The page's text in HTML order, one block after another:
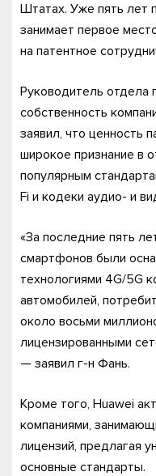
Штатах. Уже пять лет
занимает первое
на патентное
Руководитель отдела
собственность
заявил, что ценность
широкое признание в
популярным
Fi и кодеки аудио- и
«За последние пять
смартфонов были
технологиями 4G/5G
автомобилей,
около восьми
лицензированными
— заявил г-н Фань.
Кроме того, Huawei
компаниями,
лицензий, предлагая
основные стандарты.